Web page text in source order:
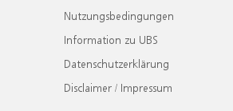
Nutzungsbedingungen
Information zu UBS
Datenschutzerklärung
Disclaimer / Impressum